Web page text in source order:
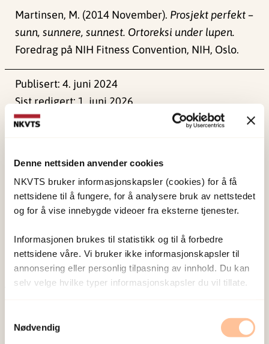
Denne nettsiden anvender cookies
NKVTS bruker informasjonskapsler (cookies) for å få
nettsidene til å fungere, for å analysere bruk av nettstedet
og for å vise innebygde videoer fra eksterne tjenester.
Informasjonen brukes til statistikk og til å forbedre
nettsidene våre. Vi bruker ikke informasjonskapsler til
annonsering eller personlig tilpasning av innhold. Du kan
selv velge hvilke typer informasjonskapsler du vil tillate.
Nødvendig
Martinsen, M. (2014 November). Prosjekt perfekt –
sunn, sunnere, sunnest. Ortoreksi under lupen.
Foredrag på NIH Fitness Convention, NIH, Oslo.
Publisert:4. juni 2024
Sist redigert:1. juni 2026
NKVTS utvikler og sprer kunnskap og kompetanse
om vold og traumatisk stress. Formålet er å bidra
sosiale konsekvensene som vold og traumatisk
stress kan medføre.
Ledige stillinger